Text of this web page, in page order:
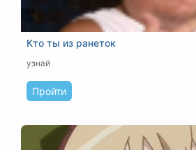
Кто ты из ранеток
узнай
Пройти